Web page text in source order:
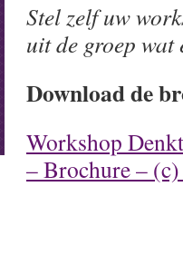
Stel zelf uw
uit de groep
Download de
Workshop
– Brochure –